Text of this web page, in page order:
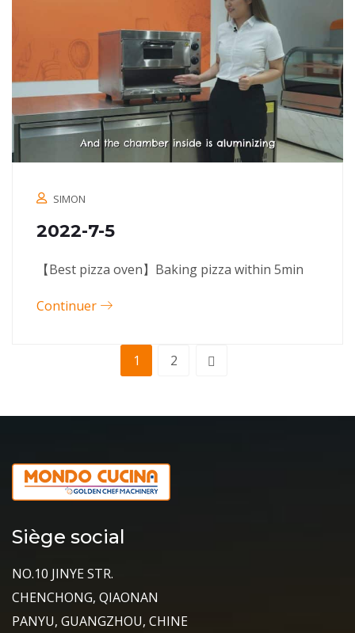
SIMON
2022-7-5
【Best pizza oven】Baking pizza within 5min
Continuer
1 2
Siège social
NO.10 JINYE STR.
CHENCHONG, QIAONAN
PANYU, GUANGZHOU, CHINE